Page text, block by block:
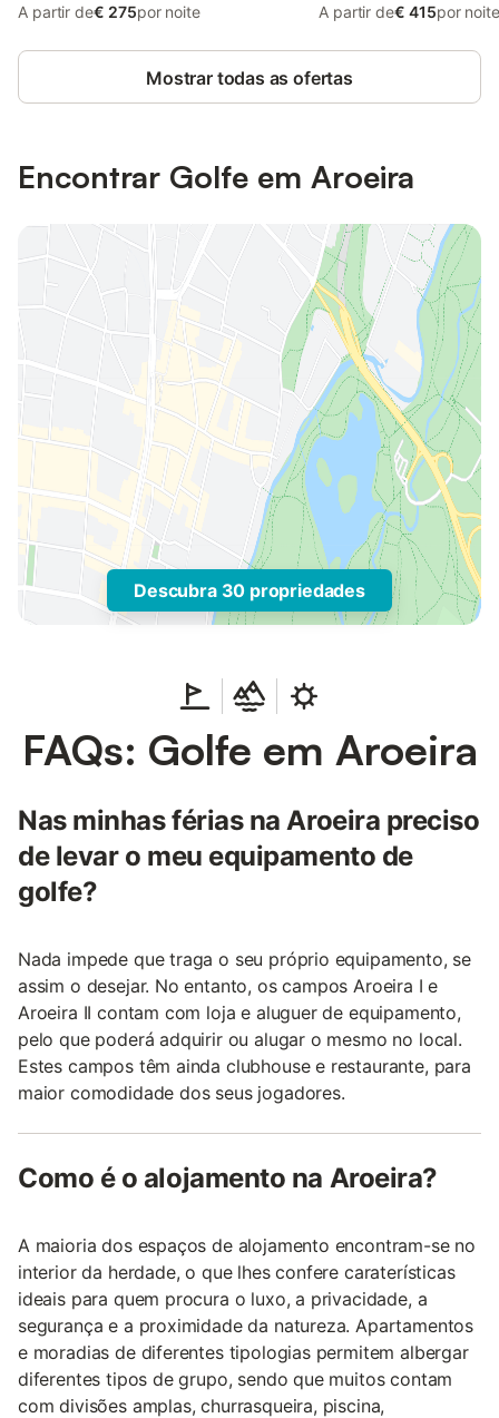
A partir de€ 275por noite
crianças
A partir de€ 415por noite
Mostrar todas as ofertas
Encontrar Golfe em Aroeira
Descubra 30 propriedades
FAQs: Golfe em Aroeira
Nas minhas férias na Aroeira preciso
de levar o meu equipamento de
golfe?
Nada impede que traga o seu próprio equipamento, se
assim o desejar. No entanto, os campos Aroeira I e
Aroeira II contam com loja e aluguer de equipamento,
pelo que poderá adquirir ou alugar o mesmo no local.
Estes campos têm ainda clubhouse e restaurante, para
maior comodidade dos seus jogadores.
Como é o alojamento na Aroeira?
A maioria dos espaços de alojamento encontram-se no
interior da herdade, o que lhes confere caraterísticas
ideais para quem procura o luxo, a privacidade, a
segurança e a proximidade da natureza. Apartamentos
e moradias de diferentes tipologias permitem albergar
diferentes tipos de grupo, sendo que muitos contam
com divisões amplas, churrasqueira, piscina,